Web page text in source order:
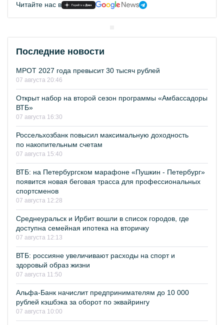
Читайте нас в
Последние новости
МРОТ 2027 года превысит 30 тысяч рублей
07 августа 20:46
Открыт набор на второй сезон программы «Амбассадоры
ВТБ»
07 августа 16:30
Россельхозбанк повысил максимальную доходность
по накопительным счетам
07 августа 15:40
ВТБ: на Петербургском марафоне «Пушкин - Петербург»
появится новая беговая трасса для профессиональных
спортсменов
07 августа 12:28
Среднеуральск и Ирбит вошли в список городов, где
доступна семейная ипотека на вторичку
07 августа 12:13
ВТБ: россияне увеличивают расходы на спорт и
здоровый образ жизни
07 августа 11:50
Альфа-Банк начислит предпринимателям до 10 000
рублей кэшбэка за оборот по эквайрингу
07 августа 10:00